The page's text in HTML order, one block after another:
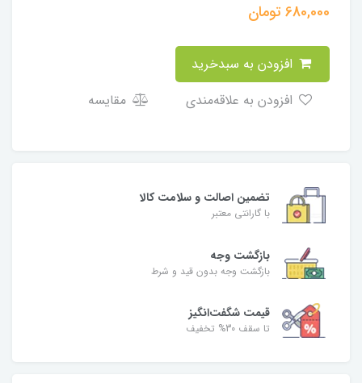
680,000تومان
مقایسه
تضمین اصالت و سلامت کالا
با گارانتی معتبر
بازگشت وجه
بازگشت وجه بدون قید و شرط
قیمت شگفت‌انگیز
تا سقف 30% تخفیف